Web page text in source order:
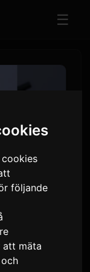
följande
att mäta
☰
före